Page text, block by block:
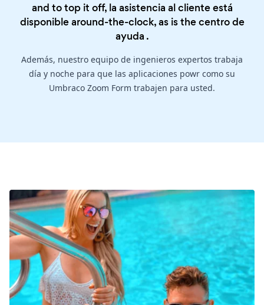
and to top it off, la asistencia al cliente está
disponible around-the-clock, as is thecentro de
ayuda .
Además, nuestro equipo de ingenieros expertos trabaja
día y noche para que las aplicaciones powr como su
Umbraco Zoom Form trabajen para usted.